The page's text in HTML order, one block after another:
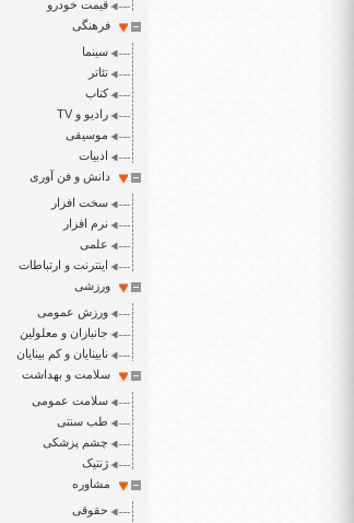
قیمت خودرو
فرهنگی
سینما
تئاتر
کتاب
رادیو و TV
موسیقی
ادبیات
دانش و فن آوری
سخت افزار
نرم افزار
علمی
اینترنت و ارتباطات
ورزشی
ورزش عمومی
جانبازان و معلولین
نابینایان و کم بینایان
سلامت و بهداشت
سلامت عمومی
طب سنتی
چشم پزشکی
ژنتیک
مشاوره
حقوقی